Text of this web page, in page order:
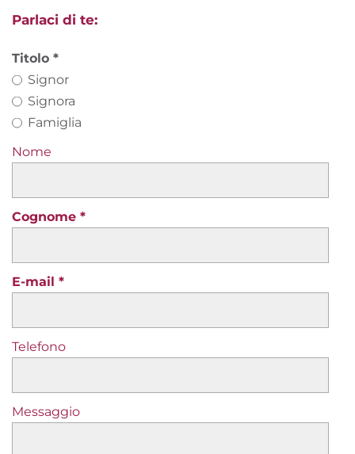
Parlaci di te:
Titolo
Signor
Signora
Famiglia
Nome
Cognome
E-mail
Telefono
Messaggio